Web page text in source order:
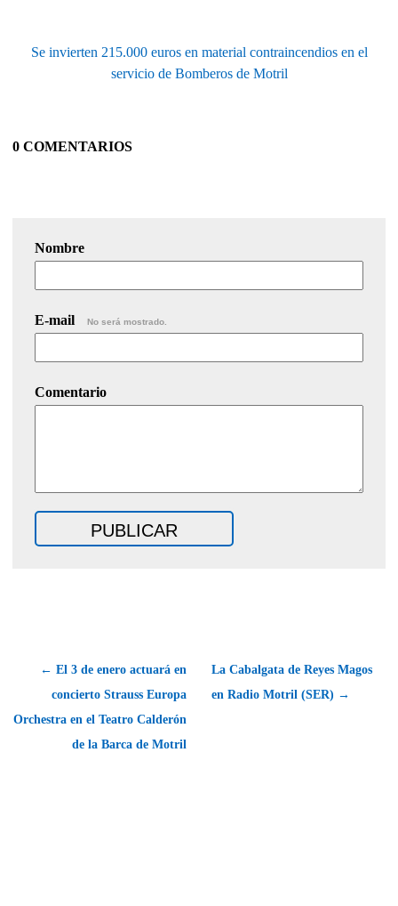
Se invierten 215.000 euros en material contraincendios en el
servicio de Bomberos de Motril
0 COMENTARIOS
Nombre
E-mail No será mostrado.
Comentario
← El 3 de enero actuará en
concierto Strauss Europa
Orchestra en el Teatro Calderón
de la Barca de Motril
La Cabalgata de Reyes Magos
en Radio Motril (SER) →